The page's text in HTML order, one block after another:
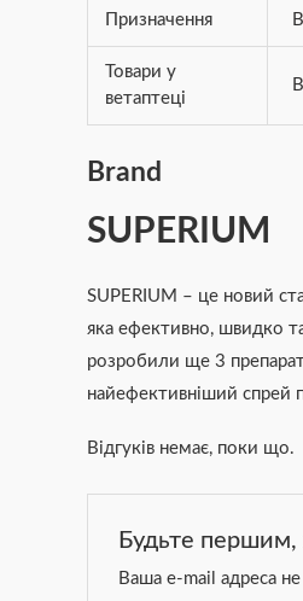
Призначення
Товари у
ветаптеці
Brand
SUPERIUM
SUPERIUM – це новий
яка ефективно, швидко
розробили ще 3
найефективніший спрей
Відгуків немає, поки що.
Будьте першим,
Ваша e-mail адреса